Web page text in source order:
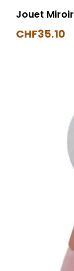
Jouet Miroir
CHF35.10